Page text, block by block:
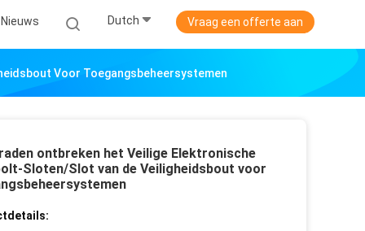
Nieuws Dutch Vraag een offerte aan
Voor Toegangsbeheersystemen
ontbreken het Veilige Elektronische
Sloten/Slot van de Veiligheidsbout voor